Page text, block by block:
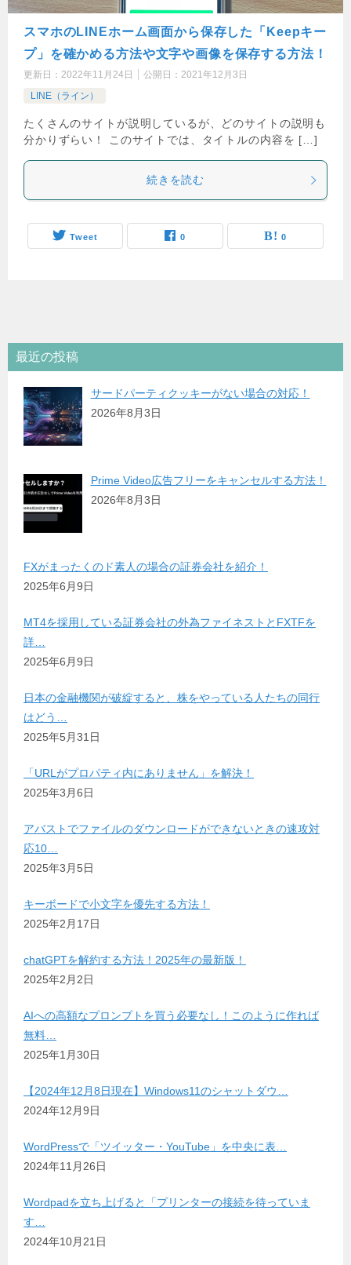
スマホのLINEホーム画面から保存した「Keepキー
プ」を確かめる方法や文字や画像を保存する方法！
更新日： 2022年11月24日 公開日： 2021年12月3日
LINE（ライン）
たくさんのサイトが説明しているが、どのサイトの説明も
分かりずらい！ このサイトでは、タイトルの内容を […]
続きを読む
Tweet 0 0
最近の投稿
サードパーティクッキーがない場合の対応！
2026年8月3日
Prime Video広告フリーをキャンセルする方法！
2026年8月3日
FXがまったくのド素人の場合の証券会社を紹介！
2025年6月9日
MT4を採用している証券会社の外為ファイネストとFXTFを
詳…
2025年6月9日
日本の金融機関が破綻すると、株をやっている人たちの同行
はどう…
2025年5月31日
「URLがプロパティ内にありません」を解決！
2025年3月6日
アバストでファイルのダウンロードができないときの速攻対
応10…
2025年3月5日
キーボードで小文字を優先する方法！
2025年2月17日
chatGPTを解約する方法！2025年の最新版！
2025年2月2日
AIへの高額なプロンプトを買う必要なし！このように作れば
無料…
2025年1月30日
【2024年12月8日現在】Windows11のシャットダウ…
2024年12月9日
WordPressで「ツイッター・YouTube」を中央に表…
2024年11月26日
Wordpadを立ち上げると「プリンターの接続を待っていま
す…
2024年10月21日